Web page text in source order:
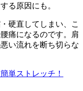
る原因にも。
硬直してしまい、こ
痛になるのです。肩
い流れを断ち切らな
単ストレッチ！